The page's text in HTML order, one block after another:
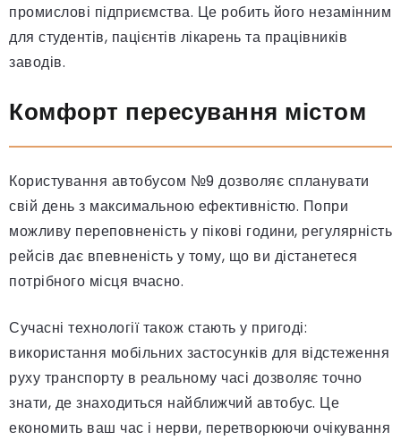
промислові підприємства. Це робить його незамінним
для студентів, пацієнтів лікарень та працівників
заводів.
Комфорт пересування містом
Користування автобусом №9 дозволяє спланувати
свій день з максимальною ефективністю. Попри
можливу переповненість у пікові години, регулярність
рейсів дає впевненість у тому, що ви дістанетеся
потрібного місця вчасно.
Сучасні технології також стають у пригоді:
використання мобільних застосунків для відстеження
руху транспорту в реальному часі дозволяє точно
знати, де знаходиться найближчий автобус. Це
економить ваш час і нерви, перетворюючи очікування